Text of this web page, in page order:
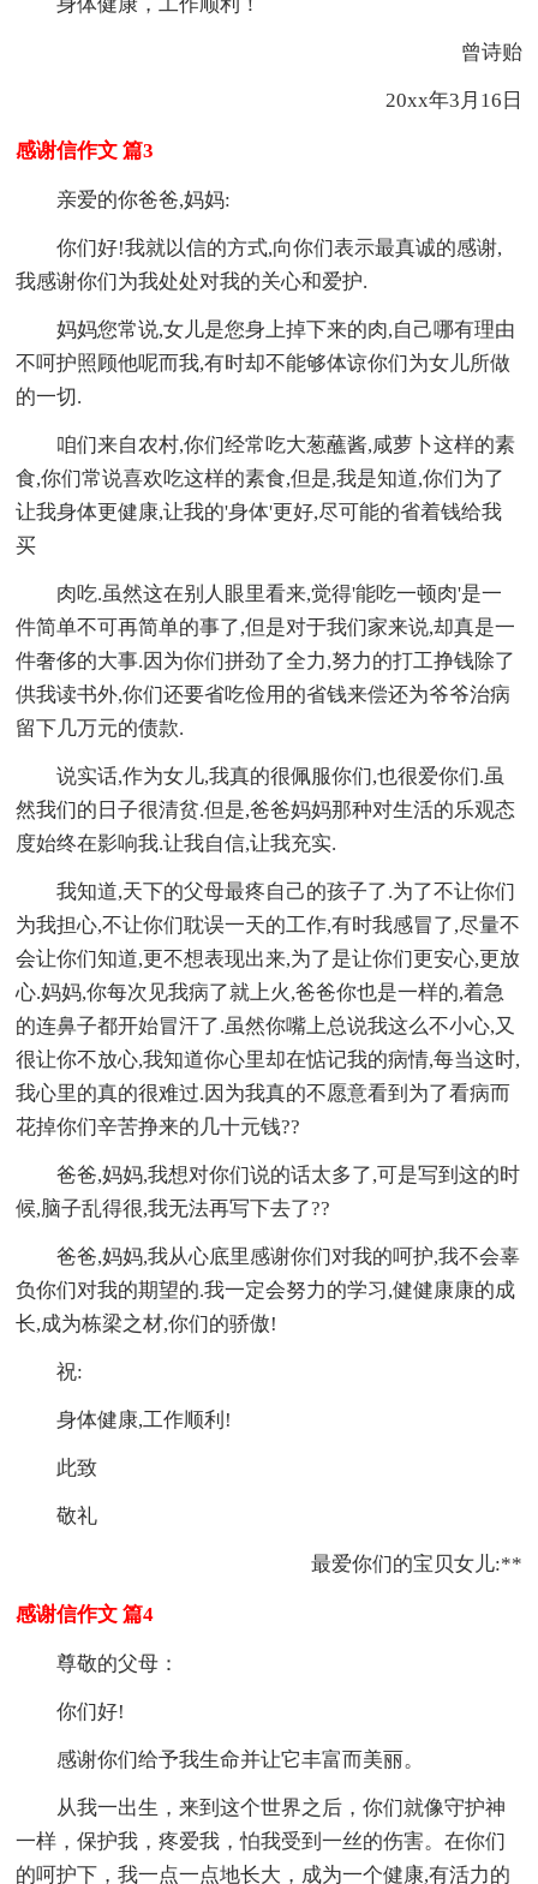
曾诗贻
20xx年3月16日
感谢信作文 篇3
亲爱的你爸爸,妈妈:
你们好!我就以信的方式,向你们表示最真诚的感谢,
我感谢你们为我处处对我的关心和爱护.
妈妈您常说,女儿是您身上掉下来的肉,自己哪有理由
不呵护照顾他呢而我,有时却不能够体谅你们为女儿所做
的一切.
咱们来自农村,你们经常吃大葱蘸酱,咸萝卜这样的素
食,你们常说喜欢吃这样的素食,但是,我是知道,你们为了
让我身体更健康,让我的'身体'更好,尽可能的省着钱给我
买
肉吃.虽然这在别人眼里看来,觉得'能吃一顿肉'是一
件简单不可再简单的事了,但是对于我们家来说,却真是一
件奢侈的大事.因为你们拼劲了全力,努力的打工挣钱除了
供我读书外,你们还要省吃俭用的省钱来偿还为爷爷治病
留下几万元的债款.
说实话,作为女儿,我真的很佩服你们,也很爱你们.虽
然我们的日子很清贫.但是,爸爸妈妈那种对生活的乐观态
度始终在影响我.让我自信,让我充实.
我知道,天下的父母最疼自己的孩子了.为了不让你们
为我担心,不让你们耽误一天的工作,有时我感冒了,尽量不
会让你们知道,更不想表现出来,为了是让你们更安心,更放
心.妈妈,你每次见我病了就上火,爸爸你也是一样的,着急
的连鼻子都开始冒汗了.虽然你嘴上总说我这么不小心,又
很让你不放心,我知道你心里却在惦记我的病情,每当这时,
我心里的真的很难过.因为我真的不愿意看到为了看病而
花掉你们辛苦挣来的几十元钱??
爸爸,妈妈,我想对你们说的话太多了,可是写到这的时
候,脑子乱得很,我无法再写下去了??
爸爸,妈妈,我从心底里感谢你们对我的呵护,我不会辜
负你们对我的期望的.我一定会努力的学习,健健康康的成
长,成为栋梁之材,你们的骄傲!
祝:
身体健康,工作顺利!
此致
敬礼
最爱你们的宝贝女儿:**
感谢信作文 篇4
尊敬的父母：
你们好!
感谢你们给予我生命并让它丰富而美丽。
从我一出生，来到这个世界之后，你们就像守护神
一样，保护我，疼爱我，怕我受到一丝的伤害。在你们
的呵护下，我一点一点地长大，成为一个健康,有活力的